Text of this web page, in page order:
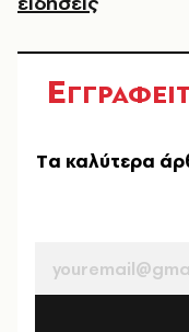
Ε
Tα καλύτερα